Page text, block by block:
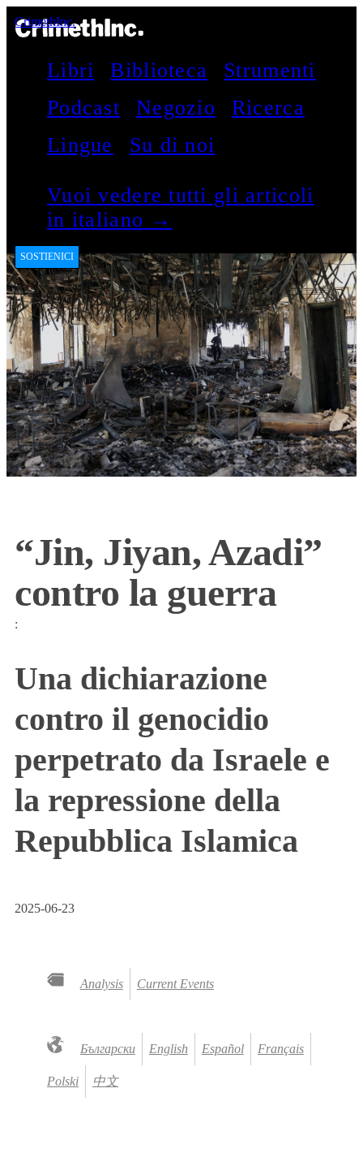
CrimethInc.
Libri Biblioteca
Strumenti
Podcast
Negozio
Ricerca
Lingue
Su di noi
Vuoi vedere tutti gli articoli
in italiano →
SOSTIENICI
“Jin, Jiyan, Azadi”
contro la guerra
:
Una dichiarazione
contro il genocidio
perpetrato da Israele e
la repressione della
Repubblica Islamica
2025-06-23
Analysis Current Events
Български English Español Français
Polski 中文